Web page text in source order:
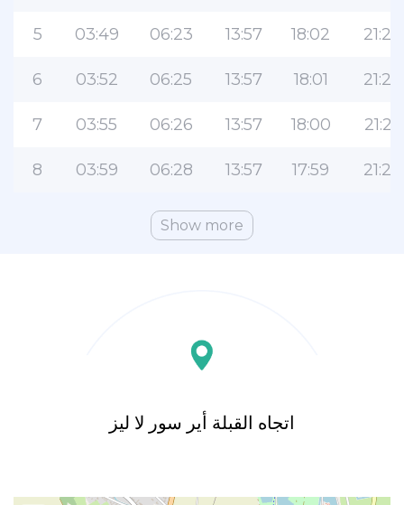
5 03:49 06:23 13:57 18:02 21:29
6 03:52 06:25 13:57 18:01 21:27
7 03:55 06:26 13:57 18:00 21:25
8 03:59 06:28 13:57 17:59 21:24
Show more
اتجاه القبلة أير سور لا ليز